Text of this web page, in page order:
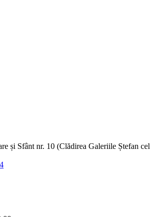
și Sfânt nr. 10 (Clădirea Galeriile Ștefan cel